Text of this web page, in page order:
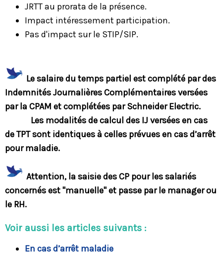
JRTT au prorata de la présence.
Impact intéressement participation.
Pas d'impact sur le STIP/SIP.
Le salaire du temps partiel est complété par des
Indemnités Journalières Complémentaires versées
par la CPAM et complétées par Schneider Electric.
Les modalités de calcul des IJ versées en cas
de TPT sont identiques à celles prévues en cas d’arrêt
pour maladie.
Attention, la saisie des CP pour les salariés
concernés est "manuelle" et passe par le manager ou
le RH.
Voir aussi les articles suivants :
En cas d’arrêt maladie